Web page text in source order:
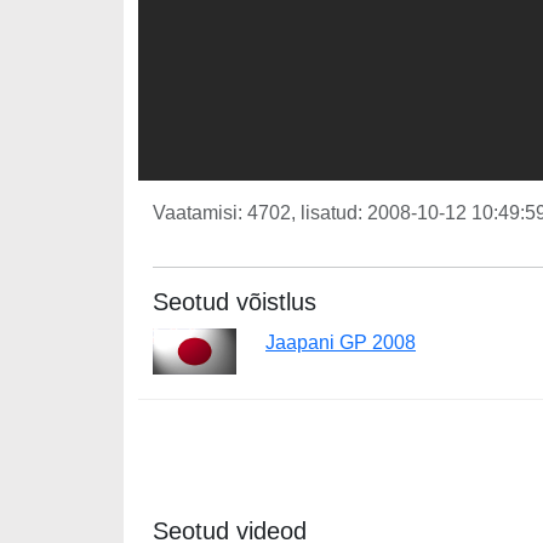
Vaatamisi: 4702, lisatud: 2008-10-12
Seotud võistlus
Jaapani GP 2008
Seotud videod